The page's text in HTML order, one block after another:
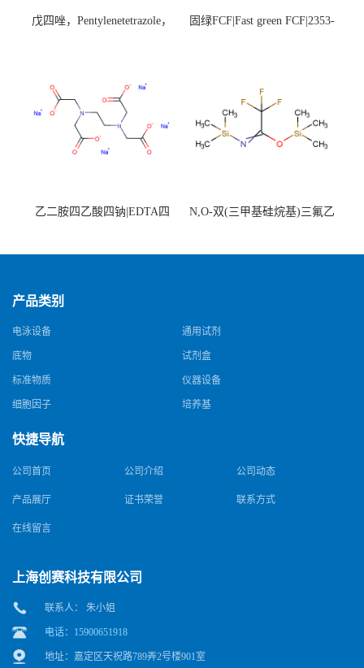
戊四唑，Pentylenetetrazole，
固绿FCF|Fast green FCF|2353-
乙二胺四乙酸四钠|EDTA四
N,O-双(三甲基硅烷基)三氟乙
产品类别
电泳设备 通用试剂
底物 试剂盒
标准物质 仪器设备
细胞因子 培养基
快捷导航
公司首页 公司介绍 公司动态
产品展厅 证书荣誉 联系方式
在线留言
上海创赛科技有限公司
联系人： 朱小姐
电话：15900651918
地址：嘉定区天祝路789弄2号楼901室